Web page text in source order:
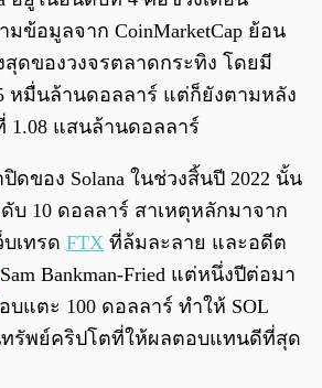
ข้อมูลจาก CoinMarketCap ย้อน
สุดของวงจรตลาดกระทิง โดยมี
หมื่นล้านดอลลาร์ แต่ก็ยังตามหลัง
1.08 แสนล้านดอลลาร์
ดของ Solana ในช่วงสิ้นปี 2022 นั้น
บ 10 ดอลลาร์ สาเหตุหลักมาจาก
เทรด FTX ที่ล้มละลาย และอดีต
Sam Bankman-Fried แต่หนึ่งปีต่อมา
บแตะ 100 ดอลลาร์ ทำให้ SOL
ทรัพย์คริปโตที่ให้ผลตอบแทนดีที่สุด